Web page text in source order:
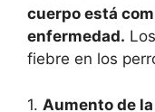
cuerpo está
enfermedad.
fiebre en los
1. Aumento de